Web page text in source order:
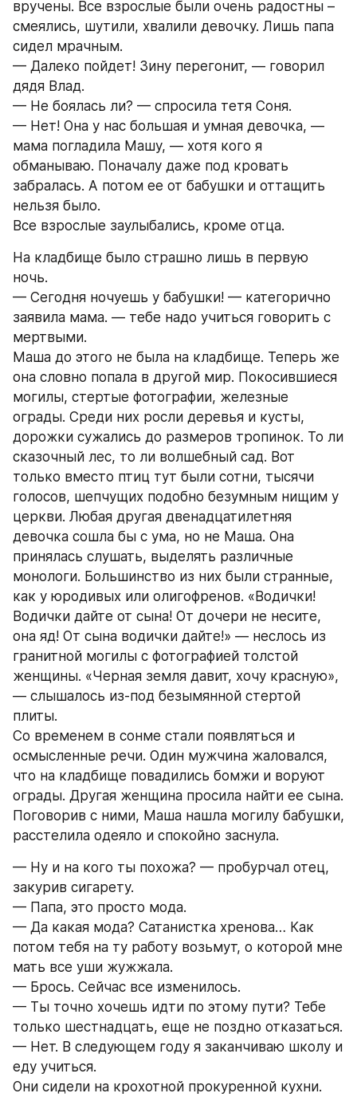
вручены. Все взрослые были очень радостны –
смеялись, шутили, хвалили девочку. Лишь папа
сидел мрачным.
— Далеко пойдет! Зину перегонит, — говорил
дядя Влад.
— Не боялась ли? — спросила тетя Соня.
— Нет! Она у нас большая и умная девочка, —
мама погладила Машу, — хотя кого я
обманываю. Поначалу даже под кровать
забралась. А потом ее от бабушки и оттащить
нельзя было.
Все взрослые заулыбались, кроме отца.
На кладбище было страшно лишь в первую
ночь.
— Сегодня ночуешь у бабушки! — категорично
заявила мама. — тебе надо учиться говорить с
мертвыми.
Маша до этого не была на кладбище. Теперь же
она словно попала в другой мир. Покосившиеся
могилы, стертые фотографии, железные
ограды. Среди них росли деревья и кусты,
дорожки сужались до размеров тропинок. То ли
сказочный лес, то ли волшебный сад. Вот
только вместо птиц тут были сотни, тысячи
голосов, шепчущих подобно безумным нищим у
церкви. Любая другая двенадцатилетняя
девочка сошла бы с ума, но не Маша. Она
принялась слушать, выделять различные
монологи. Большинство из них были странные,
как у юродивых или олигофренов. «Водички!
Водички дайте от сына! От дочери не несите,
она яд! От сына водички дайте!» — неслось из
гранитной могилы с фотографией толстой
женщины. «Черная земля давит, хочу красную»,
— слышалось из-под безымянной стертой
плиты.
Со временем в сонме стали появляться и
осмысленные речи. Один мужчина жаловался,
что на кладбище повадились бомжи и воруют
ограды. Другая женщина просила найти ее сына.
Поговорив с ними, Маша нашла могилу бабушки,
расстелила одеяло и спокойно заснула.
— Ну и на кого ты похожа? — пробурчал отец,
закурив сигарету.
— Папа, это просто мода.
— Да какая мода? Сатанистка хренова… Как
потом тебя на ту работу возьмут, о которой мне
мать все уши жужжала.
— Брось. Сейчас все изменилось.
— Ты точно хочешь идти по этому пути? Тебе
только шестнадцать, еще не поздно отказаться.
— Нет. В следующем году я заканчиваю школу и
еду учиться.
Они сидели на крохотной прокуренной кухни.